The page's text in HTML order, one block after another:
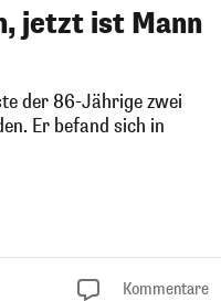
jetzt ist Mann
der 86-Jährige zwei
Er befand sich in
Kommentare